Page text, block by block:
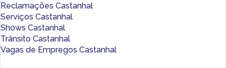
Reclamações Castanhal
Serviços Castanhal
Shows Castanhal
Trânsito Castanhal
Vagas de Empregos Castanhal